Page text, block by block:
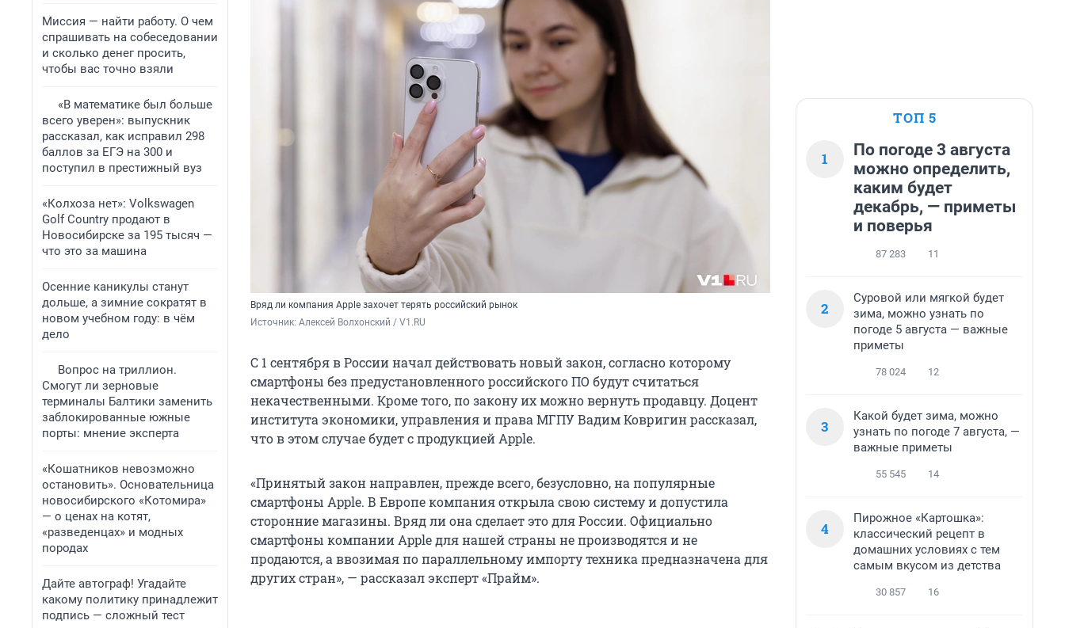
Миссия — найти работу. О чем
спрашивать на собеседовании
и сколько денег просить,
чтобы вас точно взяли
«В математике был больше
всего уверен»: выпускник
рассказал, как исправил 298
баллов за ЕГЭ на 300 и
поступил в престижный вуз
«Колхоза нет»: Volkswagen
Golf Сountry продают в
Новосибирске за 195 тысяч —
что это за машина
Осенние каникулы станут
дольше, а зимние сократят в
новом учебном году: в чём
дело
Вопрос на триллион.
Смогут ли зерновые
терминалы Балтики заменить
заблокированные южные
порты: мнение эксперта
«Кошатников невозможно
остановить». Основательница
новосибирского «Котомира»
— о ценах на котят,
«разведенцах» и модных
породах
Дайте автограф! Угадайте
какому политику принадлежит
подпись — сложный тест
Вряд ли компания Apple захочет терять российский рынок
Источник: Алексей Волхонский / V1.RU
С 1 сентября в России начал действовать новый закон, согласно которому
смартфоны без предустановленного российского ПО будут считаться
некачественными. Кроме того, по закону их можно вернуть продавцу. Доцент
института экономики, управления и права МГПУ Вадим Ковригин рассказал,
что в этом случае будет с продукцией Apple.
«Принятый закон направлен, прежде всего, безусловно, на популярные
смартфоны Apple. В Европе компания открыла свою систему и допустила
сторонние магазины. Вряд ли она сделает это для России. Официально
смартфоны компании Apple для нашей страны не производятся и не
продаются, а ввозимая по параллельному импорту техника предназначена для
других стран», — рассказал эксперт «Прайм».
ТОП 5
1
По погоде 3 августа
можно определить,
каким будет
декабрь, — приметы
и поверья
87 283 11
2
Суровой или мягкой будет
зима, можно узнать по
погоде 5 августа — важные
приметы
78 024 12
3
Какой будет зима, можно
узнать по погоде 7 августа, —
важные приметы
55 545 14
4
Пирожное «Картошка»:
классический рецепт в
домашних условиях с тем
самым вкусом из детства
30 857 16